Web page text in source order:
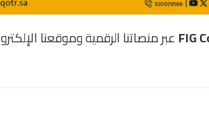
FIG عبر منصاتنا الرقمية وموقعنا